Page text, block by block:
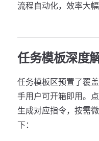
流程自动化，效率大幅
任务模板深度
任务模板区预置了覆
手用户可开箱即用。
生成对应指令，按需
下：